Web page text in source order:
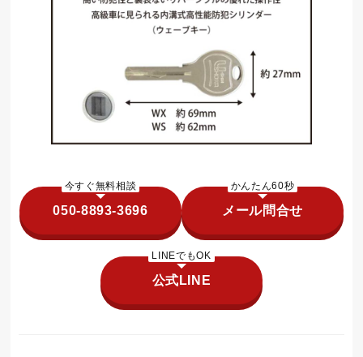
今すぐ無料相談
050-8893-3696
かんたん60秒
メール問合せ
LINEでもOK
公式LINE